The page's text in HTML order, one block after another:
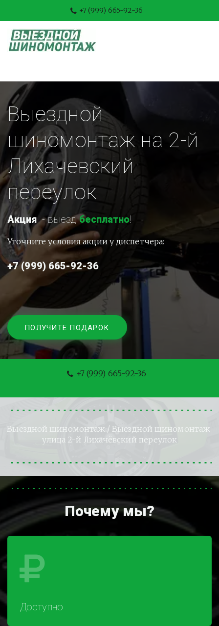
+7 (999) 665-92-36
Выездной
шиномонтаж на 2-й
Лихачевский
переулок
Акция - выезд бесплатно!
Уточните условия акции у диспетчера:
+7 (999) 665-92-36
ПОЛУЧИТЕ ПОДАРОК
+7 (999) 665-92-36
Выездной шиномонтаж / Выездной шиномонтаж
улица 2-й Лихачёвский переулок
Почему мы?
Доступно